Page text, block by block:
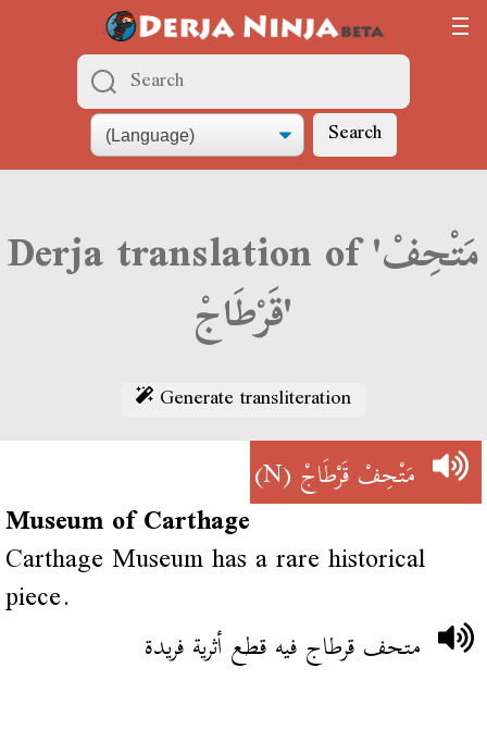
Search
Derja translation of 'مَتْحِفْ
قَرْطَاجْ'
Generate transliteration
مَتْحِفْ قَرْطَاجْ(N)
Museum of Carthage
Carthage Museum has a rare historical
piece.
متحف قرطاج فيه قطع أثرية فريدة